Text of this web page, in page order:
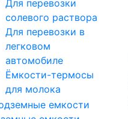
Для перевозки
солевого раствора
Для перевозки в
легковом
автомобиле
Ёмкости-термосы
для молока